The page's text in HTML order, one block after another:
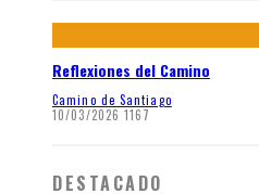
Reflexiones del Camino
Camino de Santiago
10/03/2026 1167
DESTACADO